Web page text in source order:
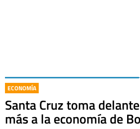
ECONOMÍA
Santa Cruz toma
más a la economía de